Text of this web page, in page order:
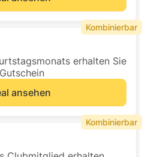
erhalten Sie
ansehen
Kombinierbar
Kombinierbar